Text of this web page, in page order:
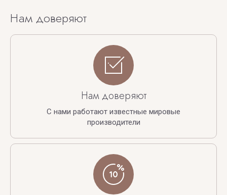
Нам доверяют
Нам доверяют
С нами работают известные мировые
производители